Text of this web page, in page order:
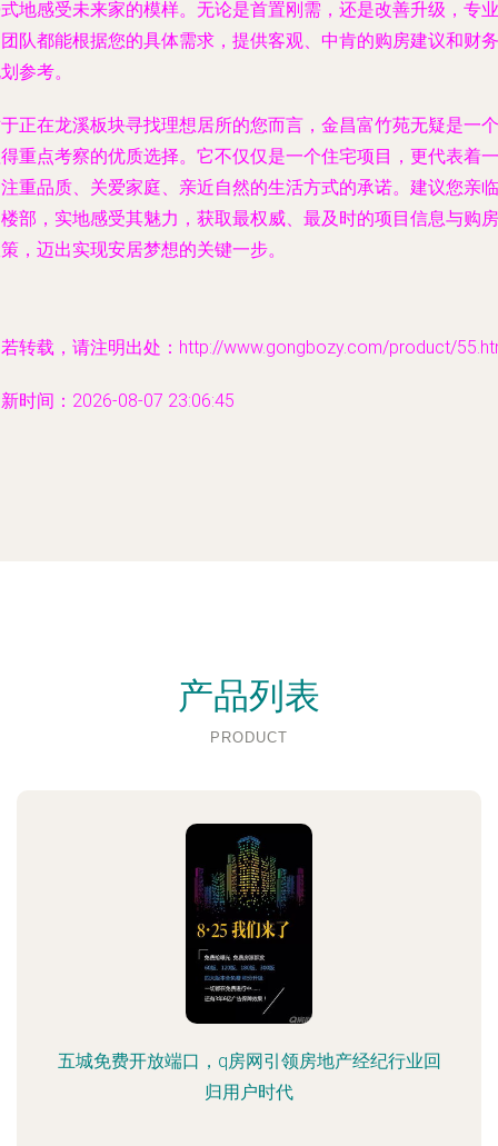
地感受未来家的模样。无论是首置刚需，还是改善升级，专业
队都能根据您的具体需求，提供客观、中肯的购房建议和财务
参考。
正在龙溪板块寻找理想居所的您而言，金昌富竹苑无疑是一个
重点考察的优质选择。它不仅仅是一个住宅项目，更代表着一
重品质、关爱家庭、亲近自然的生活方式的承诺。建议您亲临
部，实地感受其魅力，获取最权威、最及时的项目信息与购房
，迈出实现安居梦想的关键一步。
转载，请注明出处：http://www.gongbozy.com/product/
时间：2026-08-07 23:06:45
产品列表
PRODUCT
五城免费开放端口，q房网引领房地产经纪行业回
归用户时代